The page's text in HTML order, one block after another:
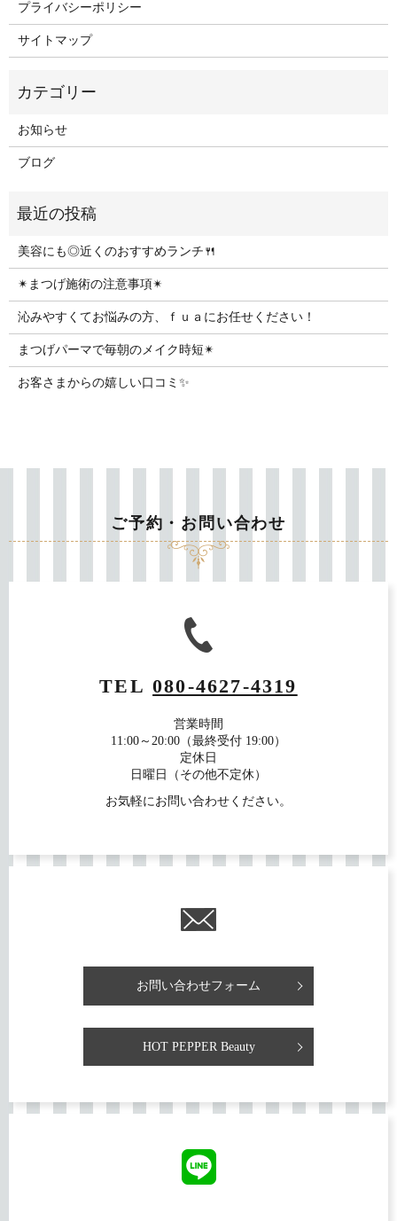
プライバシーポリシー
サイトマップ
お知らせ
ブログ
美容にも◎近くのおすすめランチ🍴
✴︎まつげ施術の注意事項✴︎
沁みやすくてお悩みの方、ｆｕａにお任せください！
まつげパーマで毎朝のメイク時短✴︎
お客さまからの嬉しい口コミ✨
ご予約・お問い合わせ
TEL080-4627-4319
営業時間
11:00～20:00（最終受付 19:00）
定休日
日曜日（その他不定休）
お気軽にお問い合わせください。
お問い合わせフォーム
HOT PEPPER Beauty